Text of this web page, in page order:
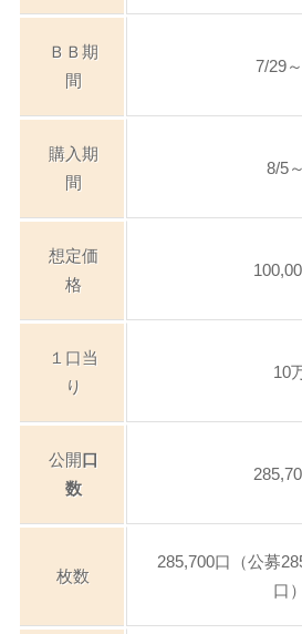
ＢＢ期
間
7/29
購入期
間
8/5
想定価
格
１口当
り
10
公開口
数
枚数
285,700口（公募
口）